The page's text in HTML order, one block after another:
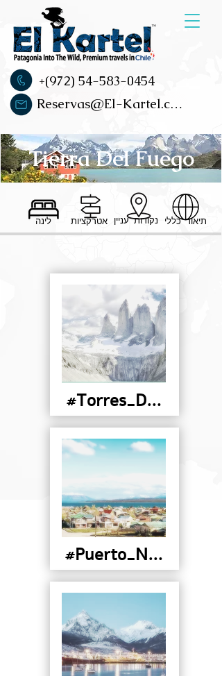
+(972) 54-583-0454
Reservas@El-Kartel.com
Tierra Del Fuego
לינה אטרקציות נקודות עניין תיאור כללי
#Torres_Del_Paine
#Puerto_Natales